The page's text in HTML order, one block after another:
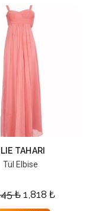
TAHARI
Tül Elbise
₺ 1,818 ₺